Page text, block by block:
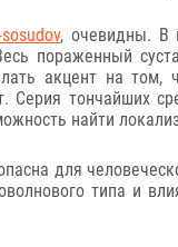
, очевидны. В
пораженный
акцент на
Серия тончайших
найти
для
типа и